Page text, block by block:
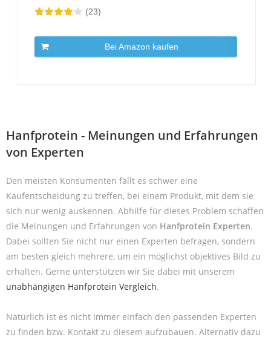
(23)
Bei Amazon kaufen
Hanfprotein - Meinungen und Erfahrungen
von Experten
Den meisten Konsumenten fällt es schwer eine
Kaufentscheidung zu treffen, bei einem Produkt, mit dem sie
sich nur wenig auskennen. Abhilfe für dieses Problem schaffen
die Meinungen und Erfahrungen von Hanfprotein Experten.
Dabei sollten Sie nicht nur einen Experten befragen, sondern
am besten gleich mehrere, um ein möglichst objektives Bild zu
erhalten. Gerne unterstützen wir Sie dabei mit unserem
unabhängigen Hanfprotein Vergleich.
Natürlich ist es nicht immer einfach den passenden Experten
zu finden bzw. Kontakt zu diesem aufzubauen. Alternativ dazu